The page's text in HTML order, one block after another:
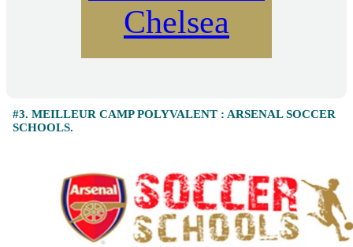
Chelsea
#3. MEILLEUR CAMP POLYVALENT : ARSENAL SOCCER
SCHOOLS.